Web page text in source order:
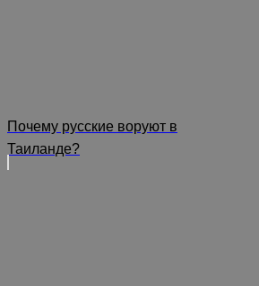
Почему русские воруют в
Таиланде?